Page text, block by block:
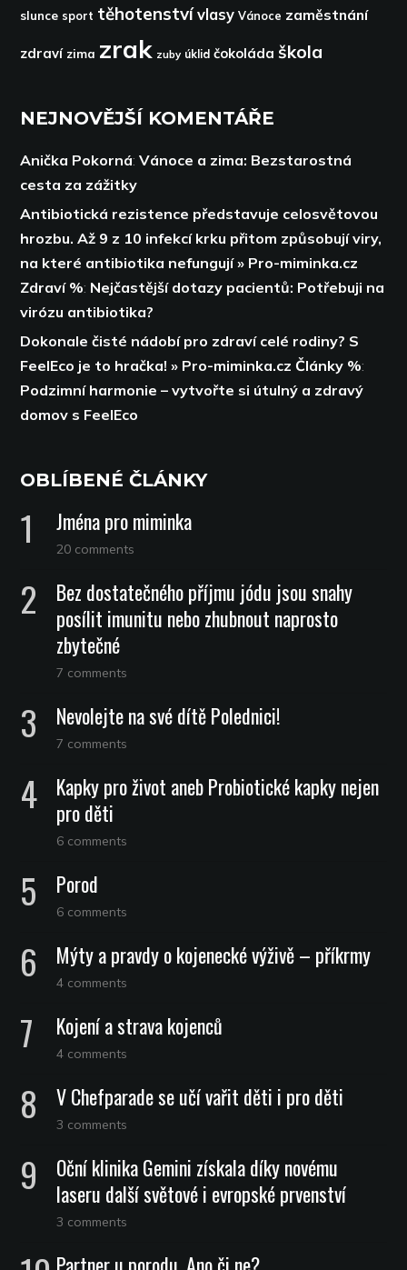
slunce sport těhotenství vlasy Vánoce zaměstnání
zdraví zima zrak zuby úklid čokoláda škola
NEJNOVĚJŠÍ KOMENTÁŘE
Anička Pokorná:Vánoce a zima: Bezstarostná
cesta za zážitky
Antibiotická rezistence představuje celosvětovou
hrozbu. Až 9 z 10 infekcí krku přitom způsobují viry,
na které antibiotika nefungují » Pro-miminka.cz
Zdraví %: Nejčastější dotazy pacientů: Potřebuji na
virózu antibiotika?
Dokonale čisté nádobí pro zdraví celé rodiny? S
FeelEco je to hračka! » Pro-miminka.cz Články %:
Podzimní harmonie – vytvořte si útulný a zdravý
domov s FeelEco
OBLÍBENÉ ČLÁNKY
Jména pro miminka
20 comments
Bez dostatečného příjmu jódu jsou snahy
posílit imunitu nebo zhubnout naprosto
zbytečné
7 comments
Nevolejte na své dítě Polednici!
7 comments
Kapky pro život aneb Probiotické kapky nejen
pro děti
6 comments
Porod
6 comments
Mýty a pravdy o kojenecké výživě – příkrmy
4 comments
Kojení a strava kojenců
4 comments
V Chefparade se učí vařit děti i pro děti
3 comments
Oční klinika Gemini získala díky novému
laseru další světové i evropské prvenství
3 comments